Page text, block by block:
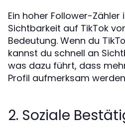
Ein hoher Follower-Zähler
Sichtbarkeit auf TikTok
Bedeutung. Wenn du
kannst du schnell an
was dazu führt, dass
Profil aufmerksam
2. Soziale